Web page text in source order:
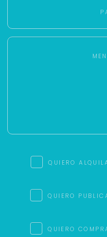
QUIERO
QUIERO
QUIERO